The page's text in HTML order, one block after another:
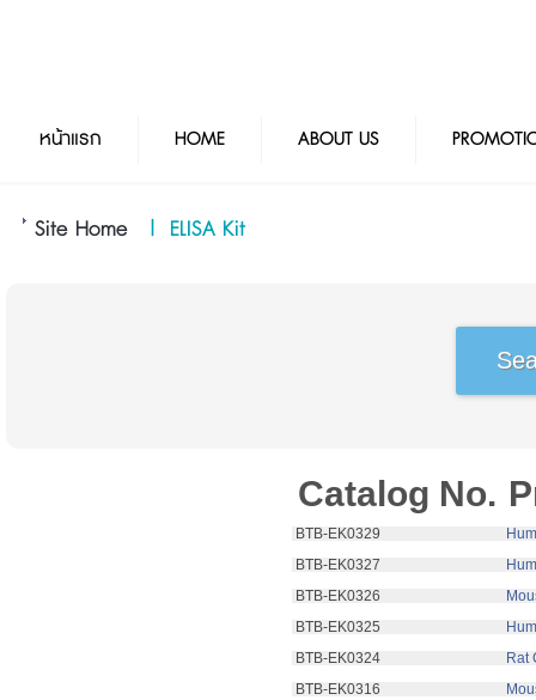
หน้าแรก HOME ABOUT US
Site Home | ELISA Kit
Catalog No.
BTB-EK0329
BTB-EK0327
BTB-EK0326
BTB-EK0325
BTB-EK0324
Rat
BTB-EK0316